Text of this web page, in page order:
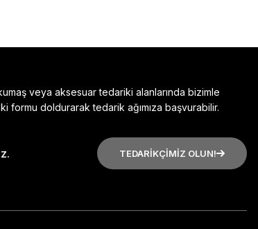
veya aksesuar tedariki alanlarında bizimle
formu doldurarak tedarik ağımıza başvurabilir.
TEDARİKÇİMİZ OLUN!